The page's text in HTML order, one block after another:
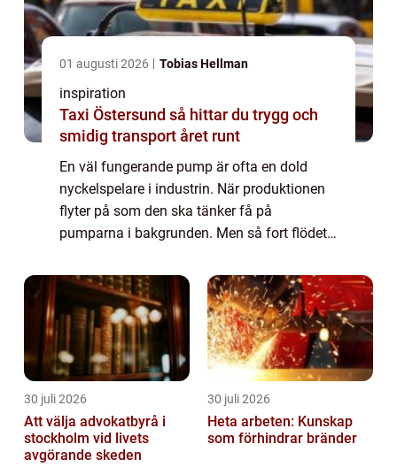
01 augusti 2026 Tobias Hellman
inspiration
Taxi Östersund så hittar du trygg och
smidig transport året runt
En väl fungerande pump är ofta en dold
nyckelspelare i industrin. När produktionen
flyter på som den ska tänker få på
pumparna i bakgrunden. Men så fort flödet
30 juli 2026
Att välja advokatbyrå i
stockholm vid livets
avgörande skeden
30 juli 2026
Heta arbeten: Kunskap
som förhindrar bränder